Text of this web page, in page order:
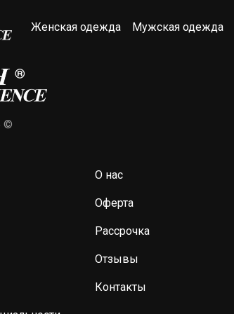
Женская одежда Мужская одежда
©
О нас
Оферта
Рассрочка
Отзывы
Контакты